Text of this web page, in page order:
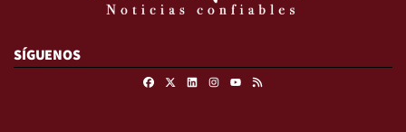
SÍGUENOS
FacebookLinkedinInstagram